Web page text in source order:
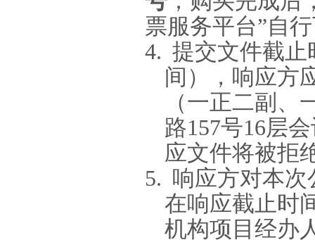
票服务平台”自
4. 提交文件截止
间），响应方
（一正二副
路157号16层
应文件将被拒
5. 响应方对本
在响应截止时
机构项目经办